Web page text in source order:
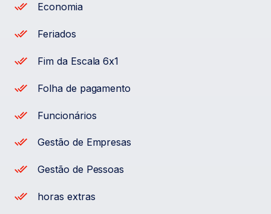
Economia
Feriados
Fim da Escala 6x1
Folha de pagamento
Funcionários
Gestão de Empresas
Gestão de Pessoas
horas extras